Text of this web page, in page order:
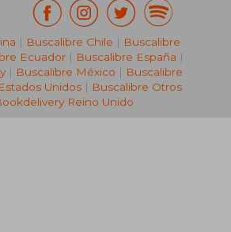
| Buscalibre Chile | Buscalibre
Ecuador | Buscalibre España |
| Buscalibre México | Buscalibre
Unidos| Buscalibre Otros
Reino Unido